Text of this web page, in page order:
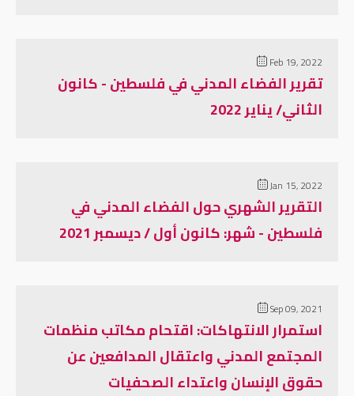
Feb 19, 2022
تقرير الفضاء المدني في فلسطين - كانون
الثاني/ يناير 2022
Jan 15, 2022
التقرير الشهري حول الفضاء المدني في
فلسطين - شهر: كانون أول / ديسمبر 2021
Sep 09, 2021
استمرار الانتهاكات: اقتحام مكاتب منظمات
المجتمع المدني واعتقال المدافعين عن
حقوق الإنسان واعتداء الصحفيات